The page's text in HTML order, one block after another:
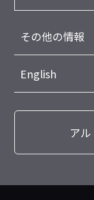
その他の情報
English
ア